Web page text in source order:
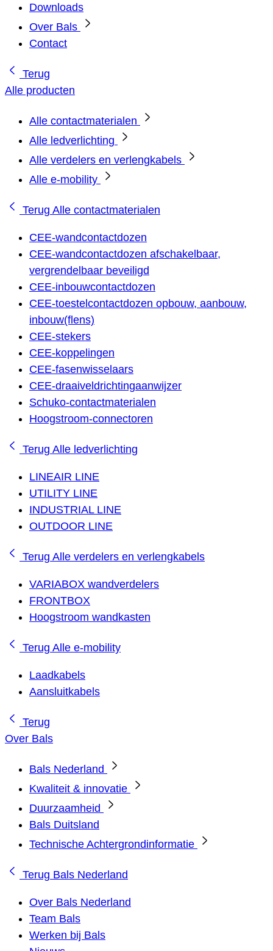
Downloads
Over Bals
Contact
Terug
Alle producten
Alle contactmaterialen
Alle ledverlichting
Alle verdelers en verlengkabels
Alle e-mobility
Terug Alle contactmaterialen
CEE-wandcontactdozen
CEE-wandcontactdozen afschakelbaar,
vergrendelbaar beveiligd
CEE-inbouwcontactdozen
CEE-toestelcontactdozen opbouw, aanbouw,
inbouw(flens)
CEE-stekers
CEE-koppelingen
CEE-fasenwisselaars
CEE-draaiveldrichtingaanwijzer
Schuko-contactmaterialen
Hoogstroom-connectoren
Terug Alle ledverlichting
LINEAIR LINE
UTILITY LINE
INDUSTRIAL LINE
OUTDOOR LINE
Terug Alle verdelers en verlengkabels
VARIABOX wandverdelers
FRONTBOX
Hoogstroom wandkasten
Terug Alle e-mobility
Laadkabels
Aansluitkabels
Terug
Over Bals
Bals Nederland
Kwaliteit & innovatie
Duurzaamheid
Bals Duitsland
Technische Achtergrondinformatie
Terug Bals Nederland
Over Bals Nederland
Team Bals
Werken bij Bals